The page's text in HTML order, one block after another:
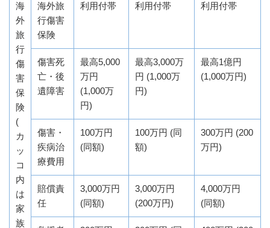
海
外
旅
行
傷
害
保
険
(
カ
ッ
コ
内
は
家
族
海外旅
行傷害
保険
利用付帯 利用付帯 利用付帯
傷害死
亡・後
遺障害
最高5,000
万円
(1,000万
円)
最高3,000万
円 (1,000万
円)
最高1億円
(1,000万円)
傷害・
疾病治
療費用
100万円
(同額)
100万円 (同
額)
300万円 (200
万円)
賠償責
任
3,000万円
(同額)
3,000万円
(200万円)
4,000万円
(同額)